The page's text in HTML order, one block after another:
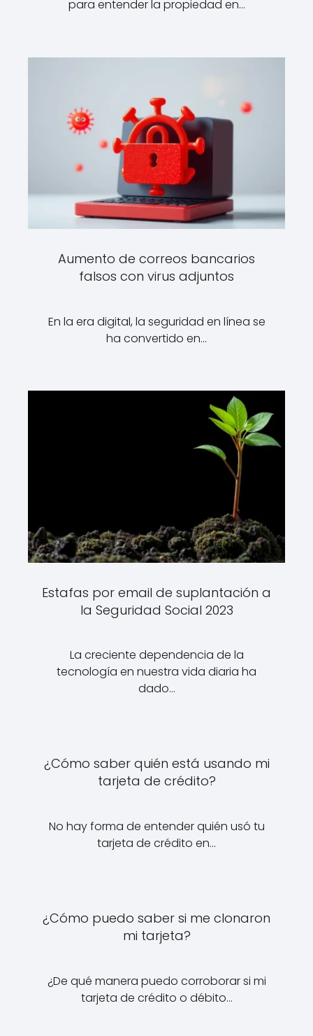
para entender la propiedad en…
Aumento de correos bancarios
falsos con virus adjuntos
En la era digital, la seguridad en línea se
ha convertido en…
Estafas por email de suplantación a
la Seguridad Social 2023
La creciente dependencia de la
tecnología en nuestra vida diaria ha
dado…
¿Cómo saber quién está usando mi
tarjeta de crédito?
No hay forma de entender quién usó tu
tarjeta de crédito en…
¿Cómo puedo saber si me clonaron
mi tarjeta?
¿De qué manera puedo corroborar si mi
tarjeta de crédito o débito…